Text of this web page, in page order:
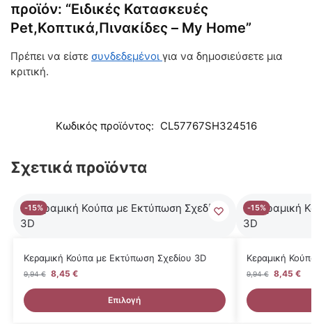
προϊόν: “Ειδικές Κατασκευές
Pet,Κοπτικά,Πινακίδες – My Home”
Πρέπει να είστε συνδεδεμένοι για να δημοσιεύσετε μια
κριτική.
Κωδικός προϊόντος: CL57767SH324516
Σχετικά προϊόντα
-15%
Κεραμική Κούπα με Εκτύπωση Σχεδίου 3D
9,94€ 8,45 €
Επιλογή
-15%
Κεραμική
9,94€ 8,45 €